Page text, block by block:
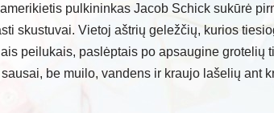
pulkininkas Jacob Schick sukūrė
skustuvai. Vietoj aštrių geležčių, kurios
peilukais, paslėptais po apsaugine grotelių
be muilo, vandens ir kraujo lašelių ant